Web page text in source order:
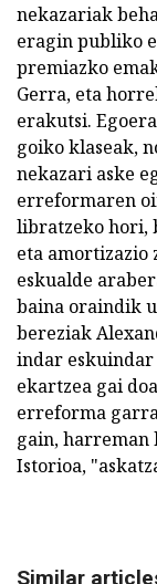
nekazariak
eragin publiko
premiazko
Gerra, eta
erakutsi.
goiko klaseak,
nekazari aske
erreformaren
libratzeko hori,
eta amortizazio
eskualde
baina oraindik
bereziak
indar
ekartzea gai
erreforma
gain, harreman
Istorioa,
Similar